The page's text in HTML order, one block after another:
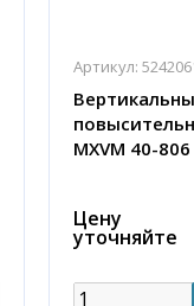
Артикул:
MXVM 40-806
Цену
уточняйте